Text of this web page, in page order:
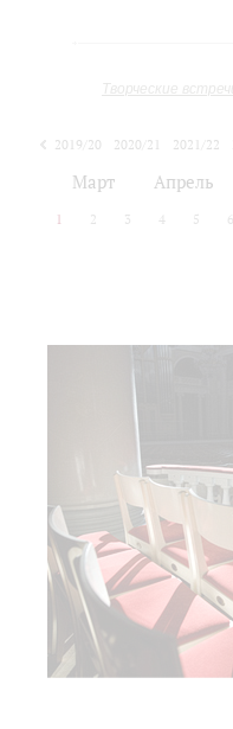
Творческие
2019/20 2020/21 2021/22
Март Апрель
1 2 3 4 5 6